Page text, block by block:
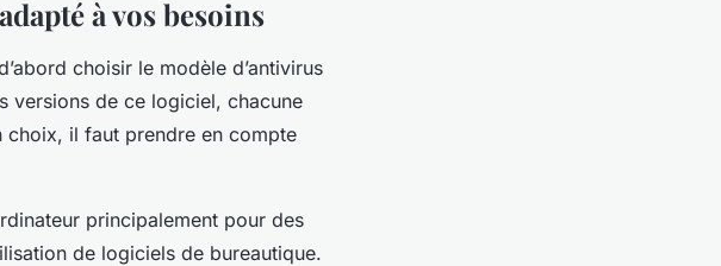
à vos besoins
choisir le modèle d’antivirus
versions de ce logiciel, chacune
il faut prendre en compte
principalement pour des
de logiciels de bureautique.